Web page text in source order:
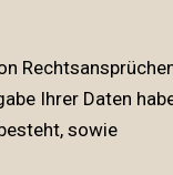
Ihrer Daten
sowie